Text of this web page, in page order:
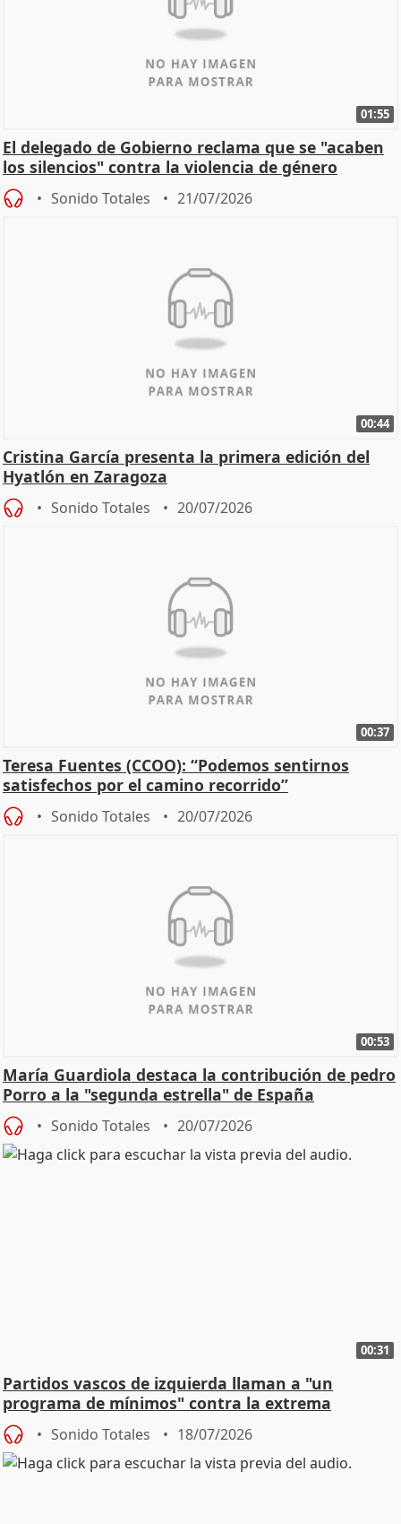
01:55
El delegado de Gobierno reclama que se "acaben
los silencios" contra la violencia de género
Sonido Totales 21/07/2026
00:44
Cristina García presenta la primera edición del
Hyatlón en Zaragoza
Sonido Totales 20/07/2026
00:37
Teresa Fuentes (CCOO): “Podemos sentirnos
satisfechos por el camino recorrido”
Sonido Totales 20/07/2026
00:53
María Guardiola destaca la contribución de pedro
Porro a la "segunda estrella" de España
Sonido Totales 20/07/2026
00:31
Partidos vascos de izquierda llaman a "un
programa de mínimos" contra la extrema
derecha
Sonido Totales 18/07/2026